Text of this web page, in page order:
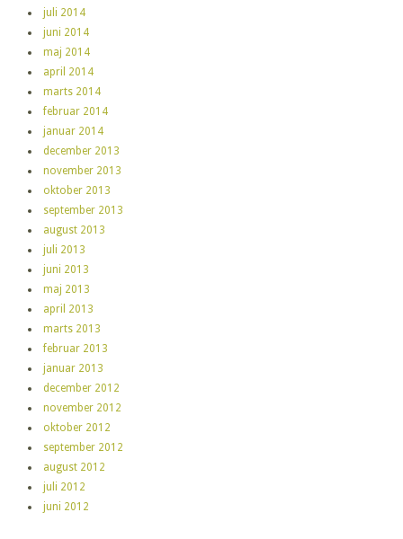
juli 2014
juni 2014
maj 2014
april 2014
marts 2014
februar 2014
januar 2014
december 2013
november 2013
oktober 2013
september 2013
august 2013
juli 2013
juni 2013
maj 2013
april 2013
marts 2013
februar 2013
januar 2013
december 2012
november 2012
oktober 2012
september 2012
august 2012
juli 2012
juni 2012